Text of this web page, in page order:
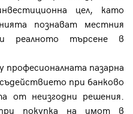
цел, като
познават местния
реалното търсене в
професионалната пазарна
при банково
от неизгодни решения.
покупка на имот в